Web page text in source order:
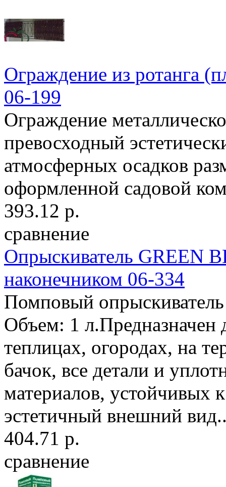
Ограждение из ротанга
06-199
Ограждение
превосходный
атмосферных осадков
оформленной садовой
393.12 р.
сравнение
Опрыскиватель GREEN
наконечником 06-334
Помповый
Объем: 1 л.Предназначен
теплицах, огородах, на
бачок, все детали и
материалов, устойчивых
эстетичный внешний
404.71 р.
сравнение